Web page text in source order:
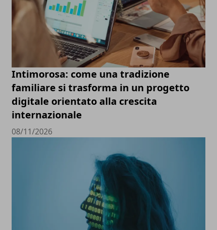
Intimorosa: come una tradizione
familiare si trasforma in un progetto
digitale orientato alla crescita
internazionale
08/11/2026